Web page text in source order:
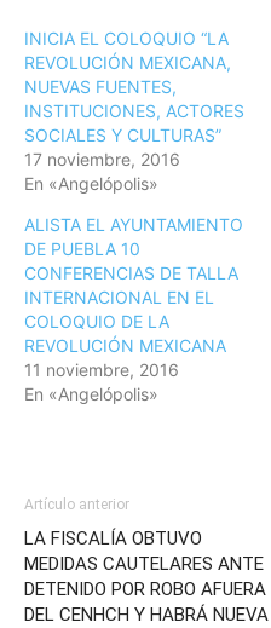
INICIA EL COLOQUIO “LA
REVOLUCIÓN MEXICANA,
NUEVAS FUENTES,
INSTITUCIONES, ACTORES
SOCIALES Y CULTURAS”
17 noviembre, 2016
En «Angelópolis»
ALISTA EL AYUNTAMIENTO
DE PUEBLA 10
CONFERENCIAS DE TALLA
INTERNACIONAL EN EL
COLOQUIO DE LA
REVOLUCIÓN MEXICANA
11 noviembre, 2016
En «Angelópolis»
Artículo anterior
LA FISCALÍA OBTUVO
MEDIDAS CAUTELARES ANTE
DETENIDO POR ROBO AFUERA
DEL CENHCH Y HABRÁ NUEVA